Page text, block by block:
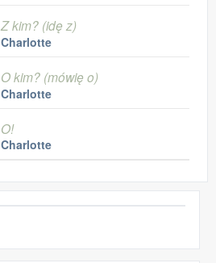
Z kim? (idę z)
Charlotte
O kim? (mówię o)
Charlotte
O!
Charlotte